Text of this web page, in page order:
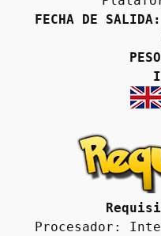
FECHA DE SALIDA:
Procesador: